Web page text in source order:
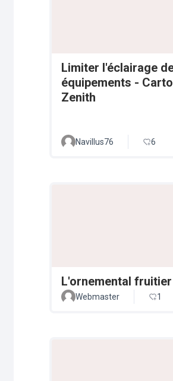
Limiter l'éclairage
équipements -
Zenith
Navillus76 6
L'ornemental fruitier
Webmaster
1